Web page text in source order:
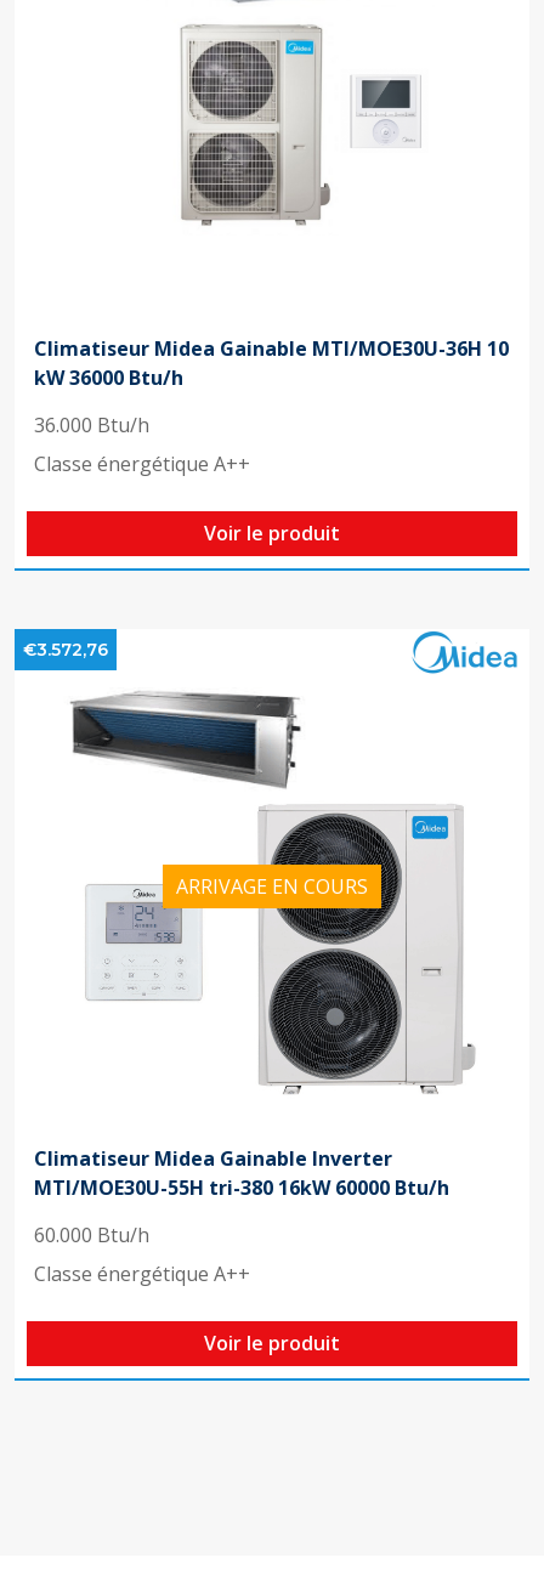
Climatiseur Midea Gainable MTI/MOE30U-36H 10
kW 36000 Btu/h
36.000 Btu/h
Classe énergétique A++
Voir le produit
ARRIVAGE EN COURS
€3.572,76
Climatiseur Midea Gainable Inverter
MTI/MOE30U-55H tri-380 16kW 60000 Btu/h
60.000 Btu/h
Classe énergétique A++
Voir le produit